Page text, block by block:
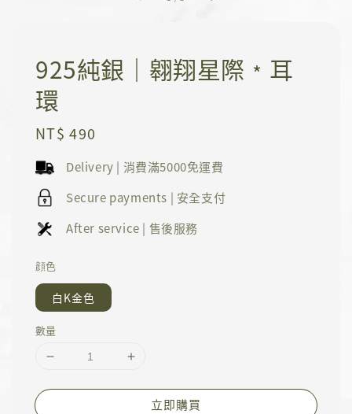
925純銀｜翱翔星際﹡耳
環
Regular
NT$ 490
Delivery | 消費滿5000免運費
Secure payments | 安全支付
After service | 售後服務
顔色
白K金色
數量
立即購買